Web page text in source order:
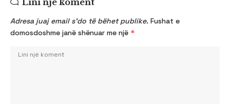
Adresa juaj email s’do të bëhet publike. Fushat e
domosdoshme janë shënuar me një *